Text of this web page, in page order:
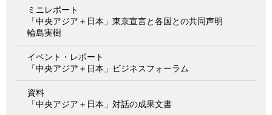
ミニレポート
「中央アジア＋日本」東京宣言と各国との共同声明
輪島実樹
イベント・レポート
「中央アジア＋日本」ビジネスフォーラム
資料
「中央アジア＋日本」対話の成果文書